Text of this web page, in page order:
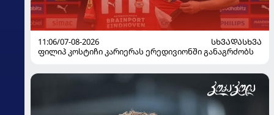
11:06/07-08-2026
ᲡᲮᲕᲐᲓᲐᲡᲮᲕᲐ
ფილიპ კოსტიჩი კარიერას ერედივიონში განაგრძობს